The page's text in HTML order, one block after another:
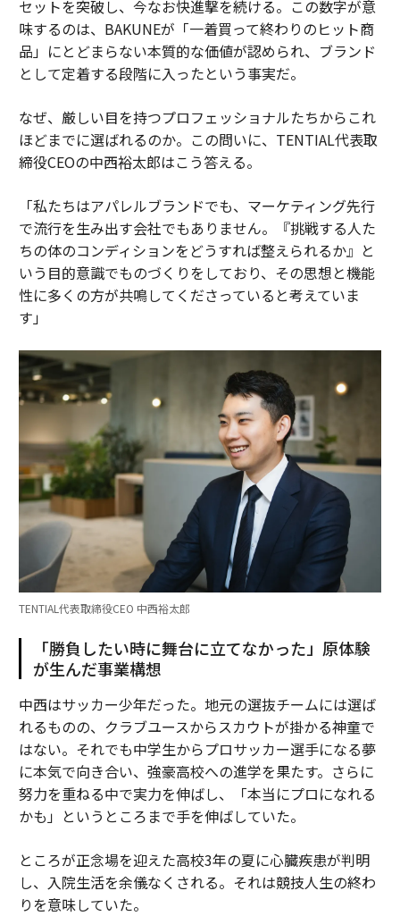
セットを突破し、今なお快進撃を続ける。この数字が意
味するのは、BAKUNEが「一着買って終わりのヒット商
品」にとどまらない本質的な価値が認められ、ブランド
として定着する段階に入ったという事実だ。
なぜ、厳しい目を持つプロフェッショナルたちからこれ
ほどまでに選ばれるのか。この問いに、TENTIAL代表取
締役CEOの中西裕太郎はこう答える。
「私たちはアパレルブランドでも、マーケティング先行
で流行を生み出す会社でもありません。『挑戦する人た
ちの体のコンディションをどうすれば整えられるか』と
いう目的意識でものづくりをしており、その思想と機能
性に多くの方が共鳴してくださっていると考えていま
す」
TENTIAL代表取締役CEO 中西裕太郎
「勝負したい時に舞台に立てなかった」原体験
が生んだ事業構想
中西はサッカー少年だった。地元の選抜チームには選ば
れるものの、クラブユースからスカウトが掛かる神童で
はない。それでも中学生からプロサッカー選手になる夢
に本気で向き合い、強豪高校への進学を果たす。さらに
努力を重ねる中で実力を伸ばし、「本当にプロになれる
かも」というところまで手を伸ばしていた。
ところが正念場を迎えた高校3年の夏に心臓疾患が判明
し、入院生活を余儀なくされる。それは競技人生の終わ
りを意味していた。